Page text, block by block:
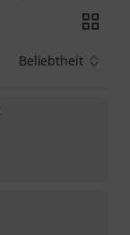
Beliebtheit